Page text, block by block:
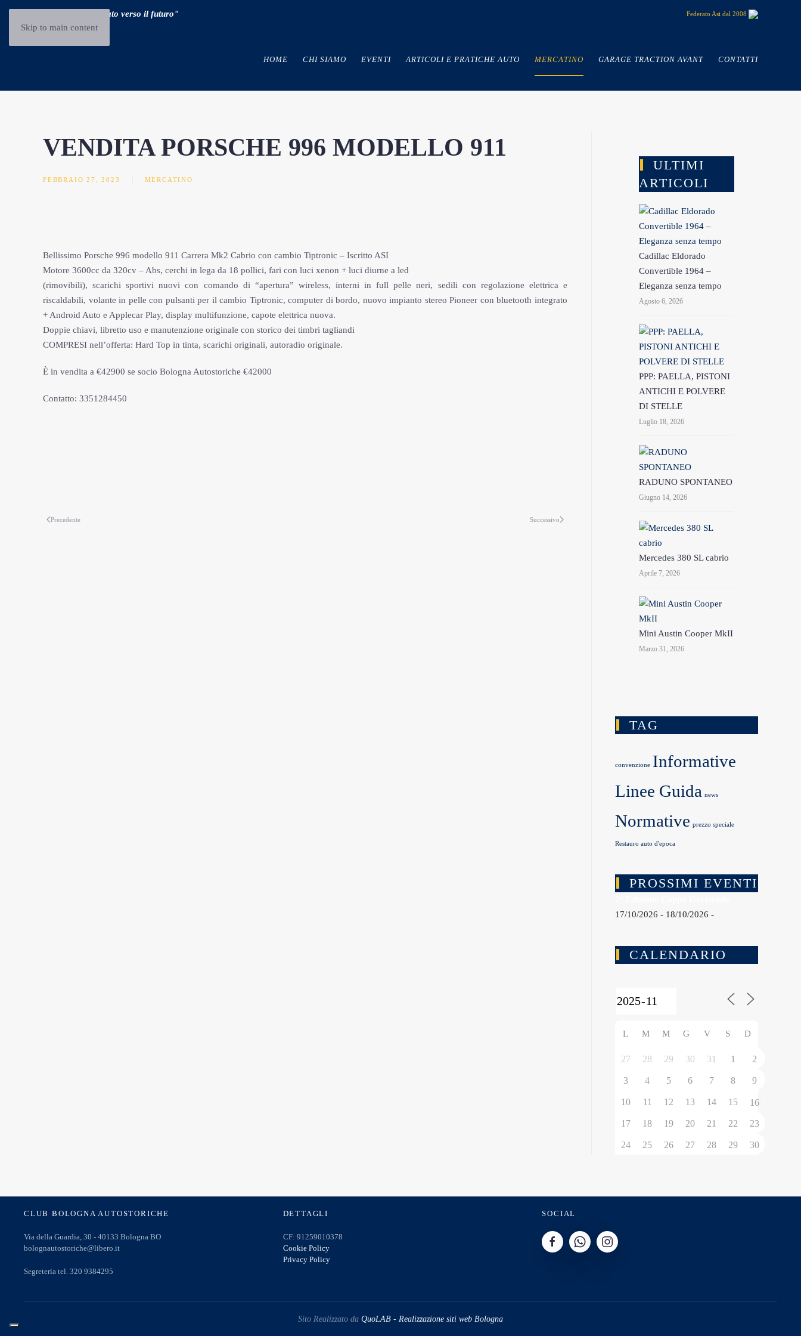
Skip to main content
"Guidare il passato verso il futuro" Federato Asi dal 2008
HOME CHI SIAMO EVENTI ARTICOLI E PRATICHE AUTO MERCATINO GARAGE TRACTION AVANT CONTATTI
VENDITA PORSCHE 996 MODELLO 911
FEBBRAIO 27, 2023 MERCATINO
Bellissimo Porsche 996 modello 911 Carrera Mk2 Cabrio con cambio Tiptronic – Iscritto ASI
Motore 3600cc da 320cv – Abs, cerchi in lega da 18 pollici, fari con luci xenon + luci diurne a led
(rimovibili), scarichi sportivi nuovi con comando di “apertura” wireless, interni in full pelle neri, sedili con regolazione elettrica e
riscaldabili, volante in pelle con pulsanti per il cambio Tiptronic, computer di bordo, nuovo impianto stereo Pioneer con bluetooth integrato
+ Android Auto e Applecar Play, display multifunzione, capote elettrica nuova.
Doppie chiavi, libretto uso e manutenzione originale con storico dei timbri tagliandi
COMPRESI nell’offerta: Hard Top in tinta, scarichi originali, autoradio originale.
È in vendita a €42900 se socio Bologna Autostoriche €42000
Contatto: 3351284450
Precedente Successivo
ULTIMI
ARTICOLI
Cadillac Eldorado
Convertible 1964 –
Eleganza senza tempo
Agosto 6, 2026
PPP: PAELLA, PISTONI
ANTICHI E POLVERE
DI STELLE
Luglio 18, 2026
RADUNO SPONTANEO
Giugno 14, 2026
Mercedes 380 SL cabrio
Aprile 7, 2026
Mini Austin Cooper MkII
Marzo 31, 2026
TAG
convenzione Informative
Linee Guida news
Normative prezzo speciale
Restauro auto d'epoca
PROSSIMI EVENTI
17/10/2026 - 18/10/2026 -
CALENDARIO
L M M G V S D
27 28 29 30 31 1 2
3 4 5 6 7 8 9
10 11 12 13 14 15 16
17 18 19 20 21 22 23
24 25 26 27 28 29 30
CLUB BOLOGNA AUTOSTORICHE
Via della Guardia, 30 - 40133 Bologna BO
bolognautostoriche@libero.it
Segreteria tel. 320 9384295
DETTAGLI
CF: 91259010378
Cookie Policy
Privacy Policy
SOCIAL
Sito Realizzato da QuoLAB - Realizzazione siti web Bologna